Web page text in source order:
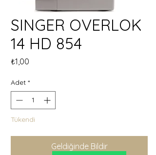
SINGER OVERLOK
14 HD 854
₺1,00
Adet *
Tükendi
Geldiğinde Bildir